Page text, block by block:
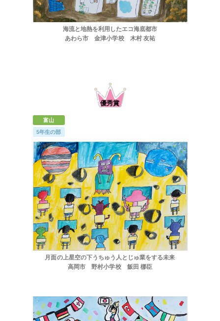
海流と地熱を利用したエコ海底都市
あわら市 金津小学校 木村 友祐
富山
5年生の部
月面の上星空の下うちゅう人とじゅ業をする未来
高岡市 野村小学校 飯田 梛臣